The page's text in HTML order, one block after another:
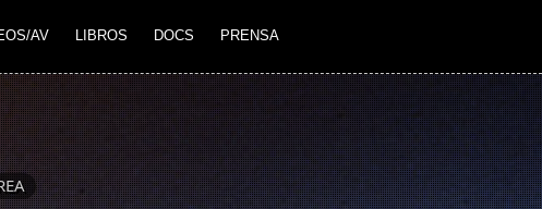
AV LIBROS DOCS PRENSA